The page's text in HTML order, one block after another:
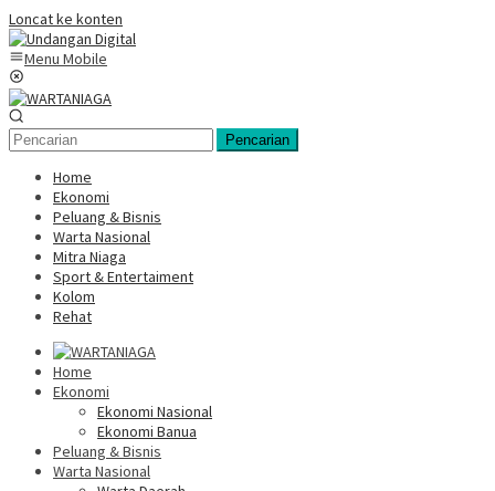
Loncat ke konten
Menu Mobile
Pencarian
Home
Ekonomi
Peluang & Bisnis
Warta Nasional
Mitra Niaga
Sport & Entertaiment
Kolom
Rehat
Home
Ekonomi
Ekonomi Nasional
Ekonomi Banua
Peluang & Bisnis
Warta Nasional